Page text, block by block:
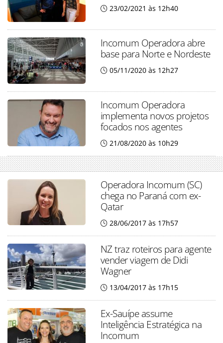
23/02/2021 às 12h40
Incomum Operadora abre
base para Norte e Nordeste
05/11/2020 às 12h27
Incomum Operadora
implementa novos projetos
focados nos agentes
21/08/2020 às 10h29
Operadora Incomum (SC)
chega no Paraná com ex-
Qatar
28/06/2017 às 17h57
NZ traz roteiros para agente
vender viagem de Didi
Wagner
13/04/2017 às 17h15
Ex-Sauípe assume
Inteligência Estratégica na
Incomum